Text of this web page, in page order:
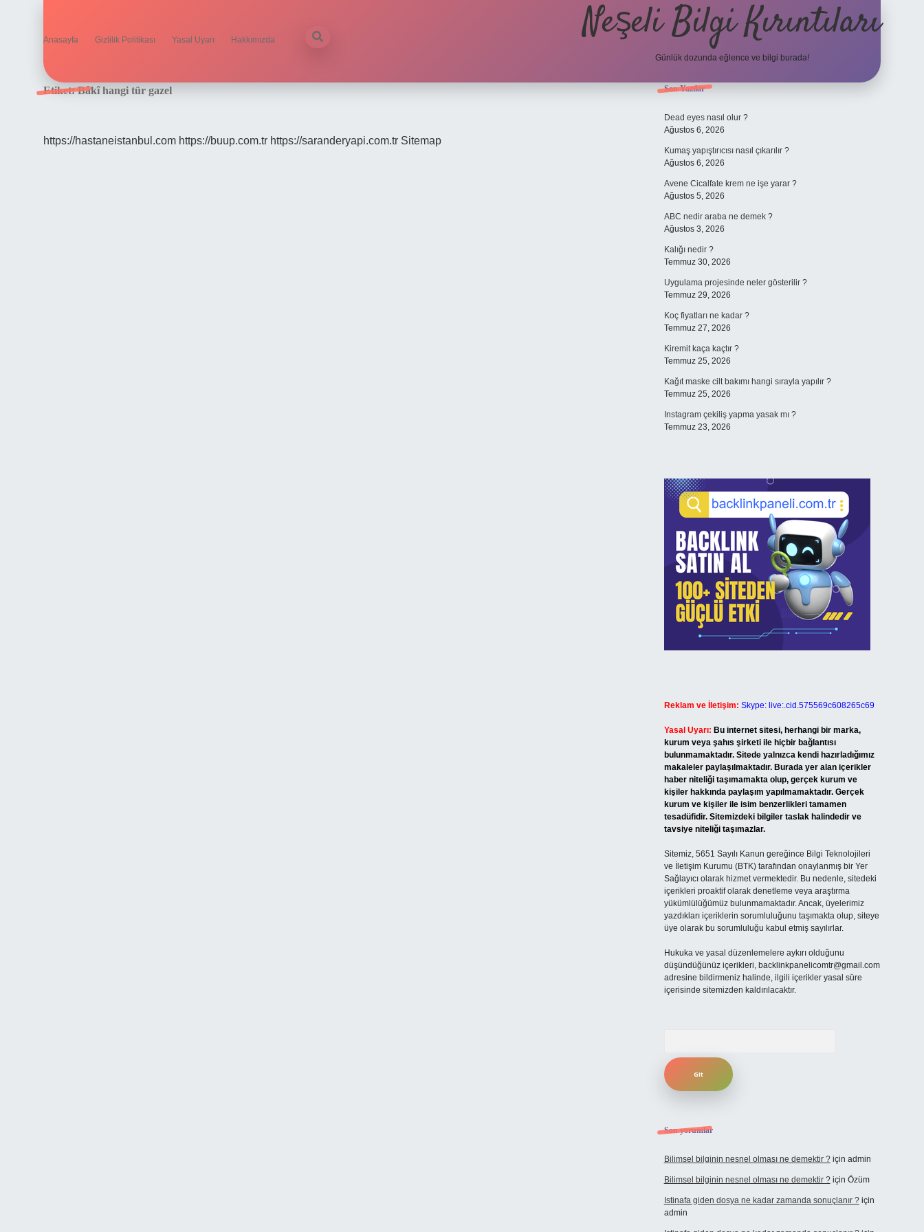
Anasayfa Gizlilik Politikası Yasal Uyarı Hakkımızda Neşeli Bilgi Kırıntıları
Günlük dozunda eğlence ve bilgi burada!
Etiket:Bâkî hangi tür gazel
https://hastaneistanbul.com https://buup.com.tr https://saranderyapi.com.tr Sitemap
Sidebar
Son Yazılar
Dead eyes nasıl olur ?
Ağustos 6, 2026
Kumaş yapıştırıcısı nasıl çıkarılır ?
Ağustos 6, 2026
Avene Cicalfate krem ne işe yarar ?
Ağustos 5, 2026
ABC nedir araba ne demek ?
Ağustos 3, 2026
Kalığı nedir ?
Temmuz 30, 2026
Uygulama projesinde neler gösterilir ?
Temmuz 29, 2026
Koç fiyatları ne kadar ?
Temmuz 27, 2026
Kiremit kaça kaçtır ?
Temmuz 25, 2026
Kağıt maske cilt bakımı hangi sırayla yapılır ?
Temmuz 25, 2026
Instagram çekiliş yapma yasak mı ?
Temmuz 23, 2026
Reklam ve İletişim: Skype: live:.cid.575569c608265c69
Yasal Uyarı: Bu internet sitesi, herhangi bir marka,
kurum veya şahıs şirketi ile hiçbir bağlantısı
bulunmamaktadır. Sitede yalnızca kendi hazırladığımız
makaleler paylaşılmaktadır. Burada yer alan içerikler
haber niteliği taşımamakta olup, gerçek kurum ve
kişiler hakkında paylaşım yapılmamaktadır. Gerçek
kurum ve kişiler ile isim benzerlikleri tamamen
tesadüfidir. Sitemizdeki bilgiler taslak halindedir ve
tavsiye niteliği taşımazlar.
Sitemiz, 5651 Sayılı Kanun gereğince Bilgi Teknolojileri
ve İletişim Kurumu (BTK) tarafından onaylanmış bir Yer
Sağlayıcı olarak hizmet vermektedir. Bu nedenle, sitedeki
içerikleri proaktif olarak denetleme veya araştırma
yükümlülüğümüz bulunmamaktadır. Ancak, üyelerimiz
yazdıkları içeriklerin sorumluluğunu taşımakta olup, siteye
üye olarak bu sorumluluğu kabul etmiş sayılırlar.
Hukuka ve yasal düzenlemelere aykırı olduğunu
düşündüğünüz içerikleri, backlinkpanelicomtr@gmail.com
adresine bildirmeniz halinde, ilgili içerikler yasal süre
içerisinde sitemizden kaldırılacaktır.
Son yorumlar
Bilimsel bilginin nesnel olması ne demektir ?için admin
Bilimsel bilginin nesnel olması ne demektir ?için Özüm
Istinafa giden dosya ne kadar zamanda sonuçlanır ?için
admin